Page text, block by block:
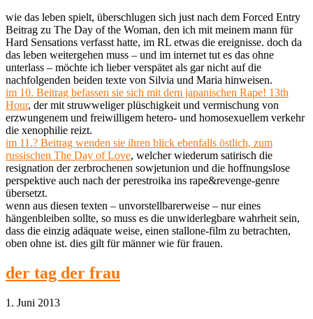
wie das leben spielt, überschlugen sich just nach dem Forced Entry
Beitrag zu The Day of the Woman, den ich mit meinem mann für
Hard Sensations verfasst hatte, im RL etwas die ereignisse. doch da
das leben weitergehen muss – und im internet tut es das ohne
unterlass – möchte ich lieber verspätet als gar nicht auf die
nachfolgenden beiden texte von Silvia und Maria hinweisen.
im 10. Beitrag befassen sie sich mit dem japanischen Rape! 13th
Hour, der mit struwweliger plüschigkeit und vermischung von
erzwungenem und freiwilligem hetero- und homosexuellem verkehr
die xenophilie reizt.
im 11.? Beitrag wenden sie ihren blick ebenfalls östlich, zum
russischen The Day of Love, welcher wiederum satirisch die
resignation der zerbrochenen sowjetunion und die hoffnungslose
perspektive auch nach der perestroika ins rape&revenge-genre
übersetzt.
wenn aus diesen texten – unvorstellbarerweise – nur eines
hängenbleiben sollte, so muss es die unwiderlegbare wahrheit sein,
dass die einzig adäquate weise, einen stallone-film zu betrachten,
oben ohne ist. dies gilt für männer wie für frauen.
der tag der frau
1. Juni 2013